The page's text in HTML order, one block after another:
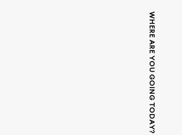
WHERE ARE YOU GOING TODAY?